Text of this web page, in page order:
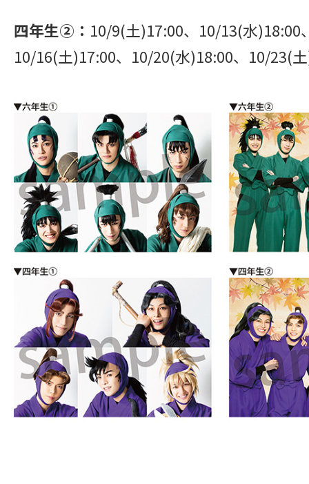
四年生②： 10/9(土)17:00、10/13(水)18:00
10/16(土)17:00、10/20(水)18:00、10/23(